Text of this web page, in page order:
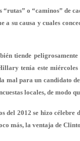
“rutas” o “caminos” de
a su causa y cuales
tiende
tenía este
mal para un candidato
locales, de modo
del 2012 se hizo célebre
más, la ventaja de